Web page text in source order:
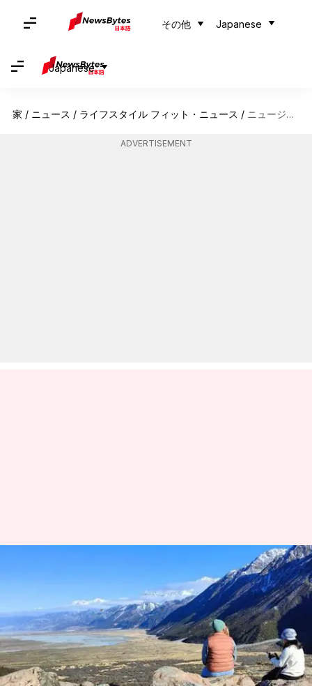
その他 Japanese
Japanese
家 / ニュース / ライフスタイル フィット・ニュース / ニュージーランドのアオラキを探る：冒険が待つ山岳トレイル
ADVERTISEMENT
ニュージーランドのアオラキを
探る：冒険が待つ山岳トレイル
著者 Keito Komeda Jul 07, 2026 05:59 pm
どんな話なの
ニュージーランド南島の中心に位置するアオ